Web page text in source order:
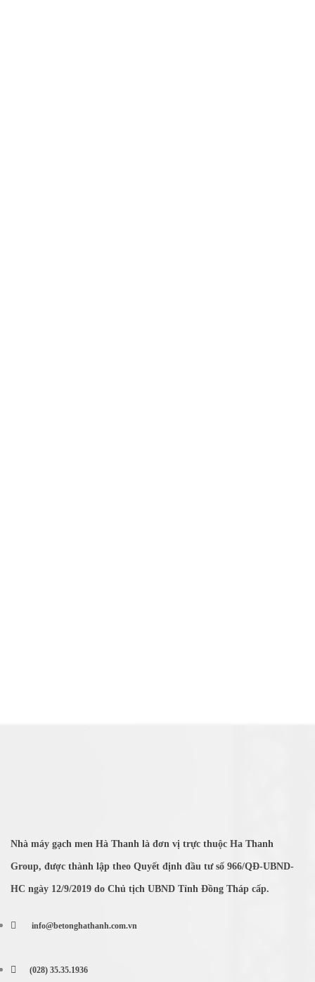
Nhà máy gạch men Hà Thanh là đơn vị trực thuộc Ha Thanh
Group, được thành lập theo Quyết định đầu tư số 966/QĐ-UBND-
HC ngày 12/9/2019 do Chủ tịch UBND Tỉnh Đồng Tháp cấp.
info@betonghathanh.com.vn
(028) 35.35.1936